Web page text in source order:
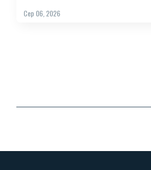
Сер 06, 2026